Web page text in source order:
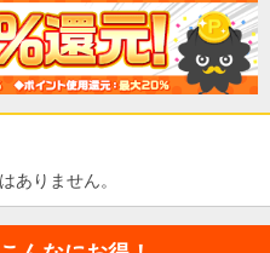
ありません。